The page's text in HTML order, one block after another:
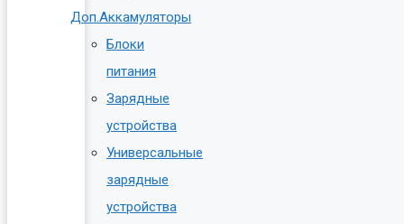
Доп.Аккамуляторы
Блоки
питания
Зарядные
устройства
Универсальные
зарядные
устройства